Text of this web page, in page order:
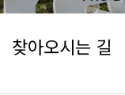
찾아오시는 길